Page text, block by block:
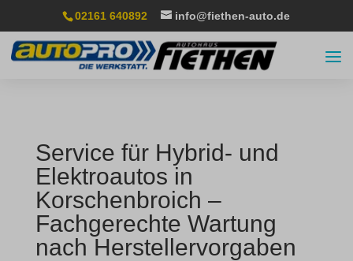
02161 640892 info@fiethen-auto.de
Service für Hybrid- und
Elektroautos in
Korschenbroich –
Fachgerechte Wartung
nach Herstellervorgaben